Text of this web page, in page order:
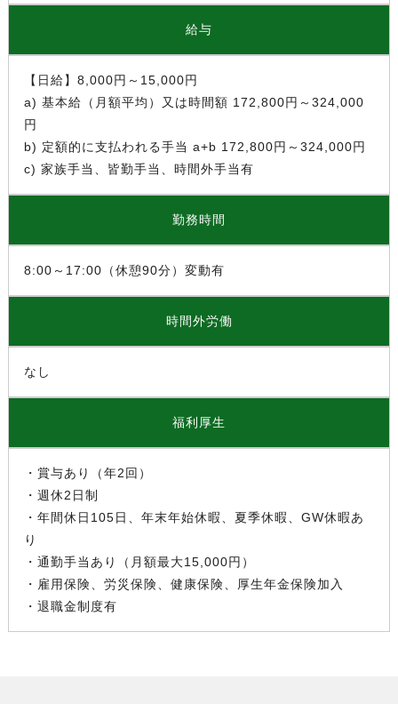
給与
【日給】8,000円～15,000円
a) 基本給（月額平均）又は時間額 172,800円～324,000
円
b) 定額的に支払われる手当 a+b 172,800円～324,000円
c) 家族手当、皆勤手当、時間外手当有
勤務時間
8:00～17:00（休憩90分）変動有
時間外労働
なし
福利厚生
・賞与あり（年2回）
・週休2日制
・年間休日105日、年末年始休暇、夏季休暇、GW休暇あ
り
・通勤手当あり（月額最大15,000円）
・雇用保険、労災保険、健康保険、厚生年金保険加入
・退職金制度有